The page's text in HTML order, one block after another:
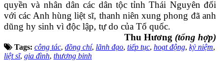
quyền và nhân dân các dân tộc tỉnh Thái Nguyên đối
với các Anh hùng liệt sĩ, thanh niên xung phong đã anh
dũng hy sinh vì độc lập, tự do của Tổ quốc.
Thu Hương (tổng hợp)
Tags: công tác, đồng chí, lãnh đạo, tiếp tục, hoạt động, kỷ niệm,
liệt sĩ, gia đình, thương binh